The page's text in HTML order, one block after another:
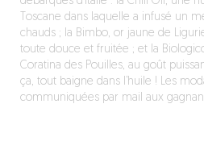
Toscane dans laquelle a infusé un
chauds ; la Bimbo, or jaune de
toute douce et fruitée ; et la
Coratina des Pouilles, au goût
ça, tout baigne dans l’huile ! Les
communiquées par mail aux